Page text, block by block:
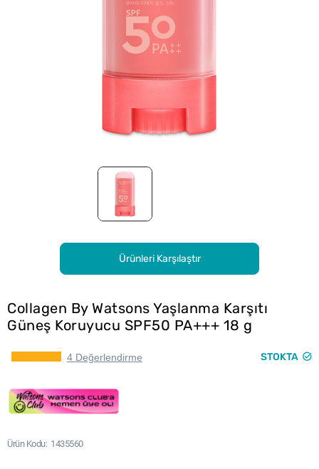
Ürünleri Karşılaştır
Collagen By Watsons Yaşlanma Karşıtı
Güneş Koruyucu SPF50 PA+++ 18 g
4 Değerlendirme STOKTA
Ürün Kodu 1435560